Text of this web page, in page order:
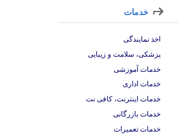
خدمات
اخذ نمایندگی
پزشکی، سلامت و زیبایی
خدمات آموزشی
خدمات اداری
خدمات اینترنت، کافی نت
خدمات بازرگانی
خدمات تعمیرات